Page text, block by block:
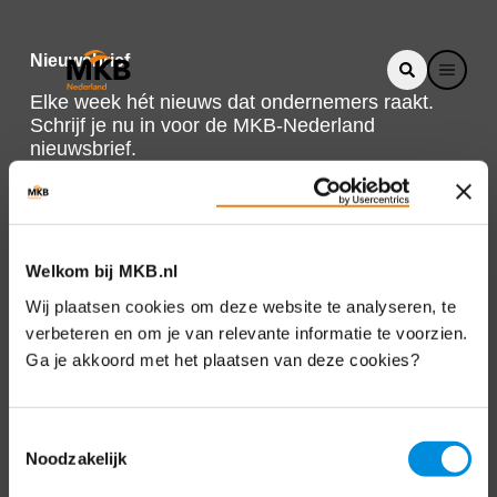
Welkom bij MKB.nl
Wij plaatsen cookies om deze website te analyseren, te
verbeteren en om je van relevante informatie te voorzien.
Ga je akkoord met het plaatsen van deze cookies?
Noodzakelijk
Nieuwsbrief
Elke week hét nieuws dat ondernemers raakt.
Schrijf je nu in voor de MKB-Nederland
nieuwsbrief.
Direct naar
Over ons
Bezuidenhoutseweg 12